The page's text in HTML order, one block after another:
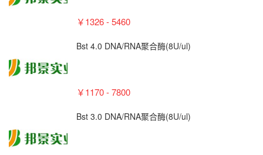
￥1326 - 5460
Bst 4.0 DNA/RNA聚合酶(8U/ul)
￥1170 - 7800
Bst 3.0 DNA/RNA聚合酶(8U/ul)